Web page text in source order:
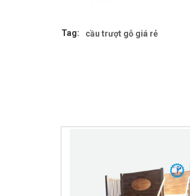
Tag: cầu trượt gỗ giá rẻ